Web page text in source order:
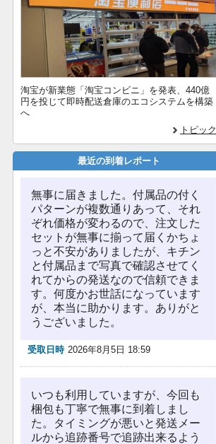
淘宝が新業態「淘宝コンビニ」を発表、440億
円を投じて即時配送倉庫のエコシステムを構築
へ
トピック
最近の到着レポート
無事に届きました。付属品の付く
パターンが複数通りあって、それ
ぞれ価格が変わるので、注文した
セットが無事に揃って届くかちょ
っと不安がありましたが、キチン
と付属品まで写真で確認させてく
れてからの発送なので信頼できま
す。何度かお世話になっています
が、本当に助かります。ありがと
うございました。
受取日時 2026年8月5日 18:59
いつも利用していますが、今回も
梱包も丁寧で無事に到着しまし
た。タイミングが悪いと発送メー
ルから追跡番号で追跡出来るよう